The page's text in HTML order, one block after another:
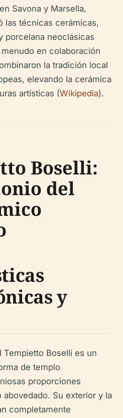
Savona y Marsella,
las técnicas cerámicas,
porcelana neoclásicas
en colaboración
la tradición local
elevando la cerámica
artísticas (Wikipedia).
Boselli:
del
y
Tempietto Boselli es un
de templo
proporciones
Su exterior y la
completamente